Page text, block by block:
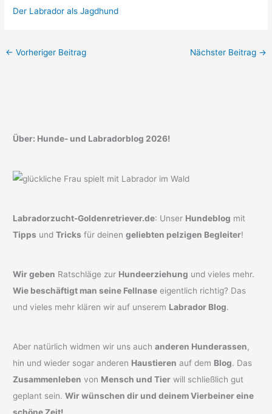
Der Labrador als Jagdhund
← Vorheriger Beitrag Nächster Beitrag →
Über: Hunde- und Labradorblog 2026!
Labradorzucht-Goldenretriever.de: Unser Hundeblog mit
Tipps undTricks für deinengeliebten pelzigen Begleiter!
Wir geben Ratschläge zur Hundeerziehung und vieles mehr.
Wie beschäftigt man seine Fellnase eigentlich richtig? Das
und vieles mehr klären wir auf unserem Labrador Blog.
Aber natürlich widmen wir uns auchanderen Hunderassen,
hin und wieder sogar anderen Haustieren auf dem Blog. Das
Zusammenleben von Mensch und Tier will schließlich gut
geplant sein.Wir wünschen dir und deinem Vierbeiner eine